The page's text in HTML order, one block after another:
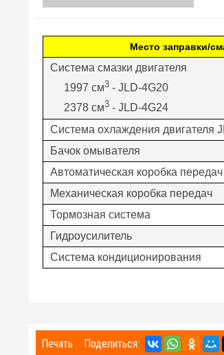
Место заправки/
Система смазки двигателя
1997 см3 - JLD-4G20
2378 см3 - JLD-4G24
Система охлаждения двигателя
Бачок омывателя
Автоматическая коробка передач
Механическая коробка передач
Тормозная система
Гидроусилитель
Система кондиционирования
Печать Поделиться: